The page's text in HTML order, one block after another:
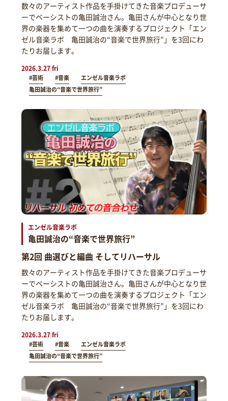
数々のアーティスト作品を手掛けてきた音楽プロデューサ
ーでベーシストの亀田誠治さん。亀田さんが中心となり世
界の楽器を集めて一つの曲を演奏するプロジェクト「エン
ゼル音楽ラボ 亀田誠治の“音楽で世界旅行”」を3回にわ
たりお届します。
2026.3.27 fri
#芸術 #音楽
エンゼル音楽ラボ
亀田誠治の“音楽で世界旅行”
エンゼル音楽ラボ
亀田誠治の“音楽で世界旅行”
第2回 曲選びと編曲 そしてリハーサル
数々のアーティスト作品を手掛けてきた音楽プロデューサ
ーでベーシストの亀田誠治さん。亀田さんが中心となり世
界の楽器を集めて一つの曲を演奏するプロジェクト「エン
ゼル音楽ラボ 亀田誠治の“音楽で世界旅行”」を3回にわ
たりお届します。
2026.3.27 fri
#芸術 #音楽
エンゼル音楽ラボ
亀田誠治の“音楽で世界旅行”